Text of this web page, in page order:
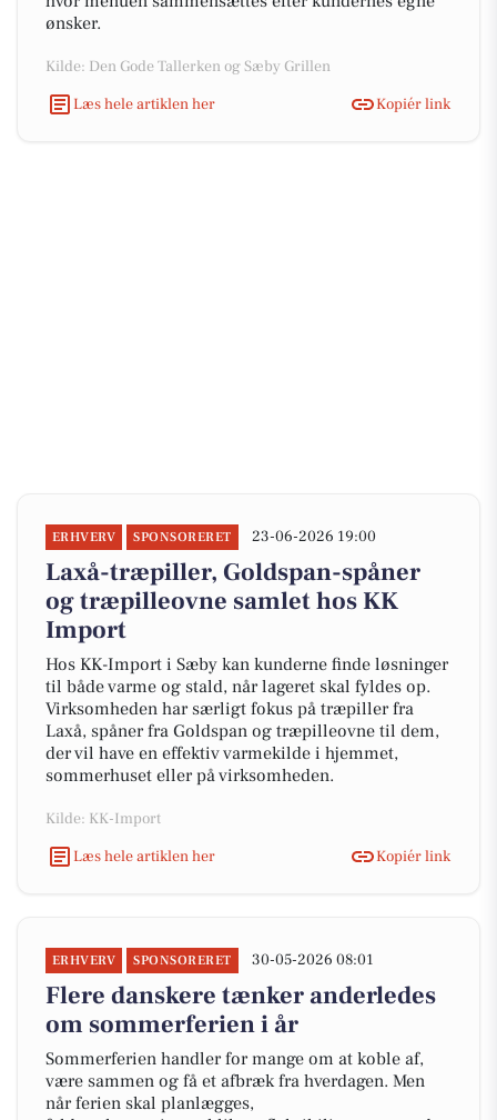
ønsker.
Kilde: Den Gode Tallerken og Sæby Grillen
Læs hele artiklen her
Kopiér link
ERHVERV SPONSORERET 23-06-2026 19:00
Laxå-træpiller, Goldspan-spåner
og træpilleovne samlet hos KK
Import
Hos KK-Import i Sæby kan kunderne finde løsninger
til både varme og stald, når lageret skal fyldes op.
Virksomheden har særligt fokus på træpiller fra
Laxå, spåner fra Goldspan og træpilleovne til dem,
der vil have en effektiv varmekilde i hjemmet,
sommerhuset eller på virksomheden.
Kilde: KK-Import
Læs hele artiklen her
Kopiér link
ERHVERV SPONSORERET 30-05-2026 08:01
Flere danskere tænker anderledes
om sommerferien i år
Sommerferien handler for mange om at koble af,
være sammen og få et afbræk fra hverdagen. Men
når ferien skal planlægges,